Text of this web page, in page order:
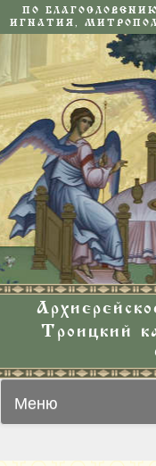
ПО
ИГНАТИЯ,
Троицкий
Меню